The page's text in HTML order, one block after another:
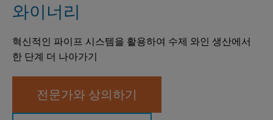
와이너리
혁신적인 파이프 시스템을 활용하여 수제 와인 생산에서
한 단계 더 나아가기
전문가와 상의하기